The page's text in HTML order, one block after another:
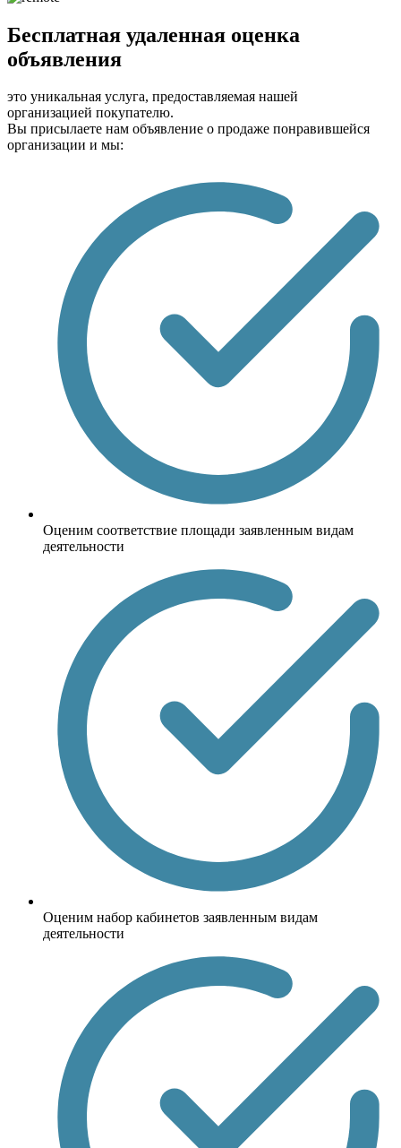
Бесплатная удаленная оценка
объявления
это уникальная услуга, предоставляемая нашей
организацией покупателю.
Вы присылаете нам объявление о продаже понравившейся
организации и мы:
Оценим соответствие площади заявленным видам
деятельности
Оценим набор кабинетов заявленным видам
деятельности